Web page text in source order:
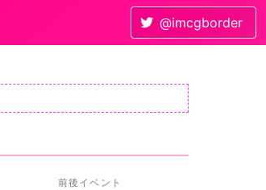
@imcgborder
前後イベント